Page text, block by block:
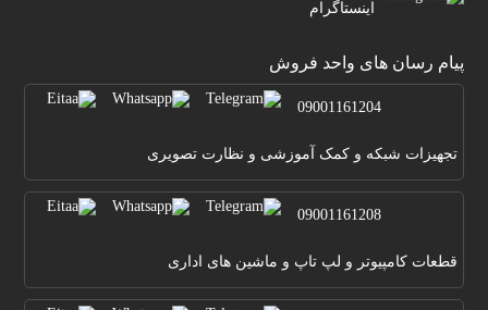
اينستاگرام
پیام رسان های واحد فروش
09001161204
تجهیزات شبکه و کمک آموزشی و نظارت تصویری
09001161208
قطعات کامپیوتر و لپ تاپ و ماشین های اداری